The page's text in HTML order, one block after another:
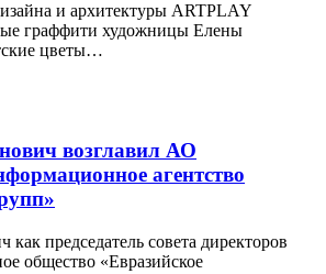
и архитектуры ARTPLAY
граффити художницы Елены
цветы…
возглавил АО
агентство
как председатель совета директоров
общество «Евразийское